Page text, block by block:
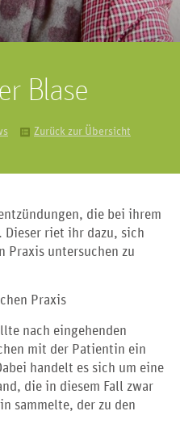
Blase
Zurück zur Übersicht
die bei ihrem
Dieser riet ihr dazu, sich
Praxis untersuchen zu
Praxis
nach eingehenden
mit der Patientin ein
handelt es sich um eine
die in diesem Fall zwar
sammelte, der zu den